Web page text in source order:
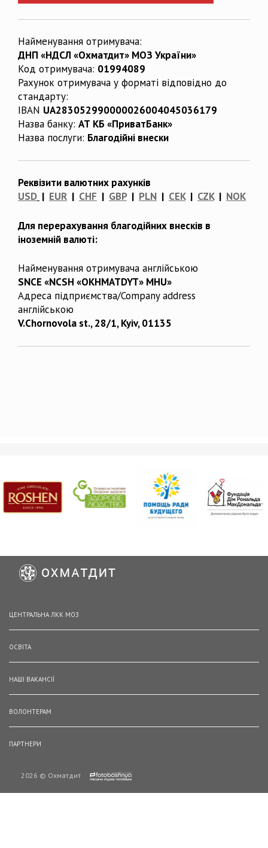
Найменування отримувача:
ДНП «НДСЛ «Охматдит» МОЗ України»
Код отримувача: 01994089
Рахунок отримувача у форматі відповідно до
стандарту:
IBAN UA283052990000026004045036179
Назва банку: АТ КБ «ПриватБанк»
Назва послуги: Благодійні внески
Реквізити валютних рахунків
USD | EUR | CHF | GBP| PLN | CEK| CZK| NOK
Для перерахування благодійних внесків в
іноземній валюті:
Найменування отримувача англійською
SNCE «NCSH «OKHMATDYT» MHU»
Адреса підприємства/Company address
англійською
V.Chornovola st., 28/1, Kyiv, 01135
ЦЕНТРАЛЬНА ЛКК МОЗ
ОСВІТА
НАШІ ВАКАНСІЇ
ВОЛОНТЕРАМ
ПАРТНЕРИ
2026 © Охматдит